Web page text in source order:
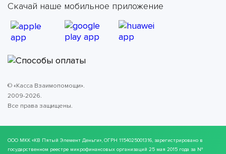
Скачай наше мобильное приложение
© «Касса Взаимопомощи».
2009-2026.
Все права защищены.
ООО МКК «КВ Пятый Элемент Деньги», ОГРН 1154025001316, зарегистрировано в
государственном реестре микрофинансовых организаций 25 мая 2015 года за №